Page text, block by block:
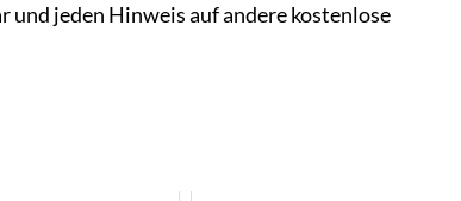
jeden Hinweis auf andere kostenlose